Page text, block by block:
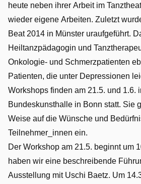
heute neben ihrer Arbeit im
wieder eigene Arbeiten. Zuletzt
Beat 2014 in Münster uraufgeführt.
Heiltanzpädagogin und
Onkologie- und Schmerzpatienten
Patienten, die unter Depressionen
Workshops finden am 21.5. und 1.6.
Bundeskunsthalle in Bonn statt. Sie
Weise auf die Wünsche und
Teilnehmer_innen ein.
Der Workshop am 21.5. beginnt um
haben wir eine beschreibende
Ausstellung mit Uschi Baetz. Um